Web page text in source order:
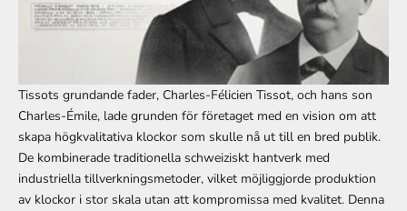
Tissots grundande fader, Charles-Félicien Tissot, och hans son
Charles-Émile, lade grunden för företaget med en vision om att
skapa högkvalitativa klockor som skulle nå ut till en bred publik.
De kombinerade traditionella schweiziskt hantverk med
industriella tillverkningsmetoder, vilket möjliggjorde produktion
av klockor i stor skala utan att kompromissa med kvalitet. Denna